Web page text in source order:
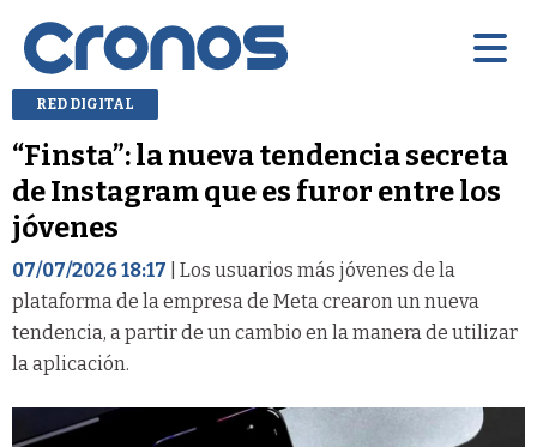
RED DIGITAL
“Finsta”: la nueva tendencia secreta
de Instagram que es furor entre los
jóvenes
07/07/2026 18:17 | Los usuarios más jóvenes de la
plataforma de la empresa de Meta crearon un nueva
tendencia, a partir de un cambio en la manera de utilizar
la aplicación.